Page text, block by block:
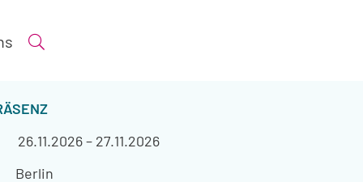
Suche öffnen
Veranstaltungszeitraum
26.11.2026– 27.11.2026
Veranstaltungsort
Berlin